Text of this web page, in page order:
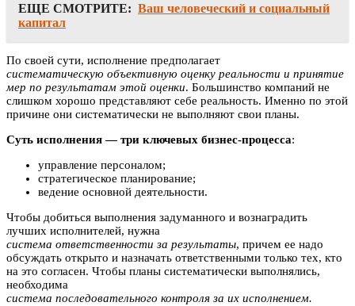
ЕЩЕ СМОТРИТЕ: Ваш человеческий и социальный
капитал
По своей сути, исполнение предполагает
систематическую объективную оценку реальности и принятие
мер по результатам этой оценки. Большинство компаний не
слишком хорошо представляют себе реальность. Именно по этой
причине они систематически не выполняют свои планы.
Суть исполнения — три ключевых бизнес-процесса:
управление персоналом;
стратегическое планирование;
ведение основной деятельности.
Чтобы добиться выполнения задуманного и вознаградить
лучших исполнителей, нужна
система ответственности за результаты, причем ее надо
обсуждать открыто и назначать ответственными только тех, кто
на это согласен. Чтобы планы систематически выполнялись,
необходима
система последовательного контроля за их исполнением.